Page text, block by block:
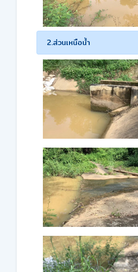
2.ส่วนเหนือน้ำ